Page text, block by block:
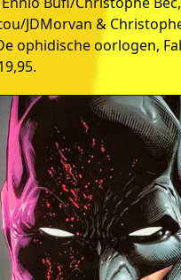
JDMorvan &
ophidische oorlogen,